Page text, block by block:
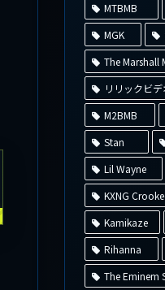
MTBMB
MGK
The Marshall
リリックビデ
M2BMB
Stan
Lil Wayne
KXNG
Kamikaze
Rihanna
The Eminem